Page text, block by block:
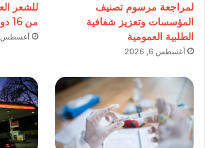
لمراجعة مرسوم تصنيف
المؤسسات وتعزيز شفافية
الطلبية العمومية
أغسطس 6, 2026
من 16 دولة
أغسطس 6, 2026